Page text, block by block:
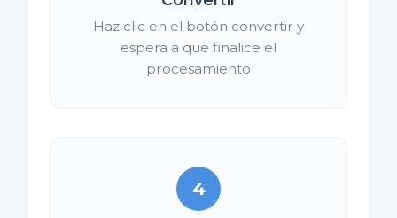
Haz clic en el botón convertir y
espera a que finalice el
procesamiento
4